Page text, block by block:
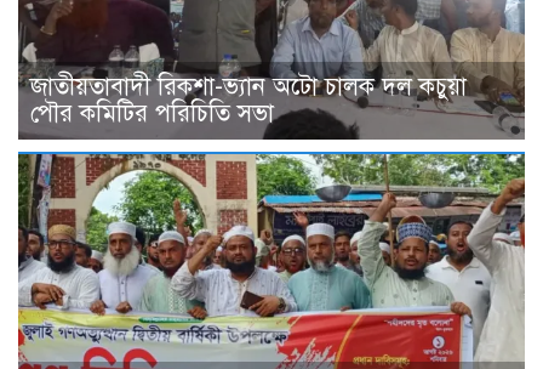
জাতীয়তাবাদী রিকশা-ভ্যান অটো চালক দল কচুয়া
পৌর কমিটির পরিচিতি সভা